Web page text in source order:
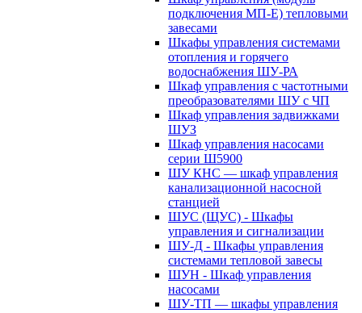
подключения МП-Е) тепловыми
завесами
Шкафы управления системами
отопления и горячего
водоснабжения ШУ-РА
Шкаф управления с частотными
преобразователями ШУ с ЧП
Шкаф управления задвижками
ШУЗ
Шкаф управления насосами
серии Ш5900
ШУ КНС — шкаф управления
канализационной насосной
станцией
ШУС (ЩУС) - Шкафы
управления и сигнализации
ШУ-Д - Шкафы управления
системами тепловой завесы
ШУН - Шкаф управления
насосами
ШУ-ТП — шкафы управления